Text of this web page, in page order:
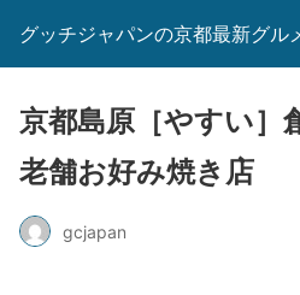
グッチジャパンの京都最新グル
京都島原［やすい］
老舗お好み焼き店
gcjapan